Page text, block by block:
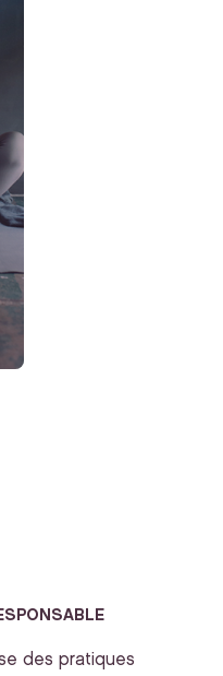
des pratiques